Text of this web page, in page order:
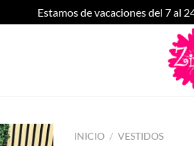
Estamos de vacaciones del 7 al
INICIO / VESTIDOS